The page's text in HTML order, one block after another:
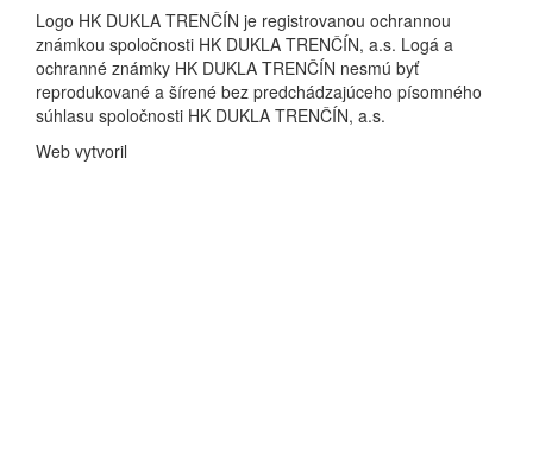
Logo HK DUKLA TRENČÍN je registrovanou ochrannou
známkou spoločnosti HK DUKLA TRENČÍN, a.s. Logá a
ochranné známky HK DUKLA TRENČÍN nesmú byť
reprodukované a šírené bez predchádzajúceho písomného
súhlasu spoločnosti HK DUKLA TRENČÍN, a.s.
Web vytvoril